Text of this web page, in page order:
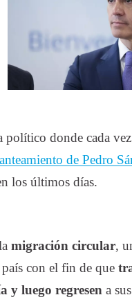
de Pedro
los últimos días.
migración circular,
con el fin de que
y luego regresen a